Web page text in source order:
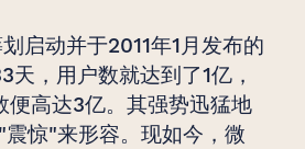
启动并于2011年1月发布的
天，用户数就达到了1亿，
便高达3亿。其强势迅猛地
惊"来形容。现如今，微